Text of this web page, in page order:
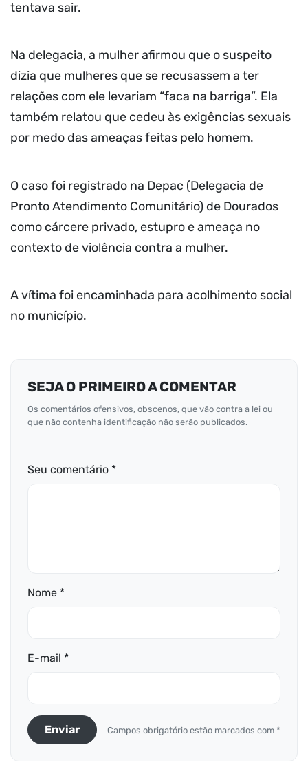
tentava sair.
Na delegacia, a mulher afirmou que o suspeito
dizia que mulheres que se recusassem a ter
relações com ele levariam “faca na barriga”. Ela
também relatou que cedeu às exigências sexuais
por medo das ameaças feitas pelo homem.
O caso foi registrado na Depac (Delegacia de
Pronto Atendimento Comunitário) de Dourados
como cárcere privado, estupro e ameaça no
contexto de violência contra a mulher.
A vítima foi encaminhada para acolhimento social
no município.
SEJA O PRIMEIRO A COMENTAR
Os comentários ofensivos, obscenos, que vão contra a lei ou
que não contenha identificação não serão publicados.
Seu comentário *
Nome *
E-mail *
Enviar Campos obrigatório estão marcados com *